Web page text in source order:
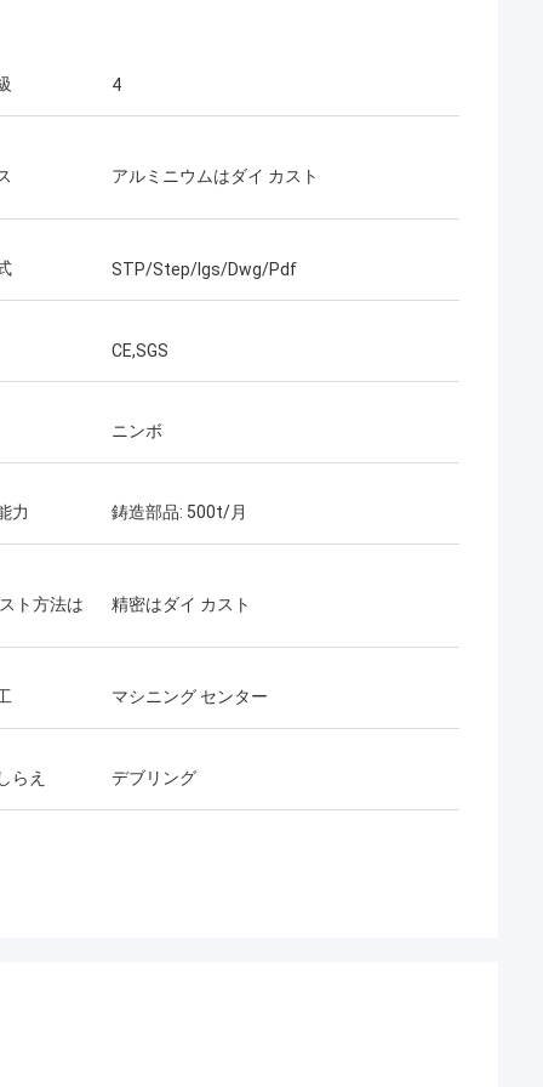
4
アルミニウムはダイ カスト
STP/Step/Igs/Dwg/Pdf
CE,SGS
ニンボ
力 鋳造部品: 500t/月
ト方法は 精密はダイ カスト
マシニング センター
らえ デブリング